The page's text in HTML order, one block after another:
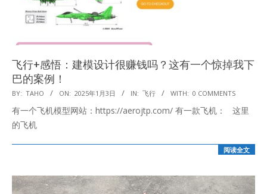
飞行+感悟：建模设计很赚钱吗？这有一个惊掉我下
巴的案例！
2025-
01-
03
BY: TAHO ON: 2025年1月3日 IN: 飞行 WITH: 0 COMMENTS
有一个飞机模型网站：https://aerojtp.com/ 有一款飞机： 这里
的飞机
阅读全文